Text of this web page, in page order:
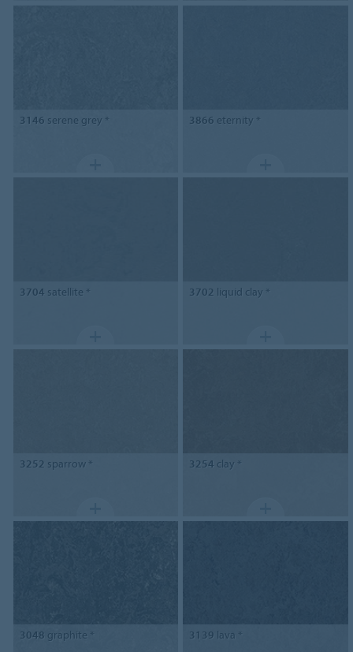
3146 serene grey * 3866 eternity *
3704 satellite * 3702 liquid clay *
3252 sparrow * 3254 clay *
3048 graphite * 3139 lava *